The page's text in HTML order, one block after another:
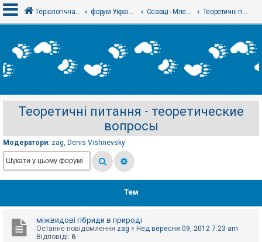
х
і
с
р
а
ц
і
Т
м
Теріологічна школа форум Українського теріологічного товариства Ссавці - Млекопитающие Теоретичні питання - теоретические вопросы
Теоретичні питання - теоретические
вопросы
Модератори: zag, Denis Vishnevsky
Тем
міжвидові гібриди в природі
Останнє повідомлення zag « Нед вересня 09, 2012 7:23 am
Відповіді: 6